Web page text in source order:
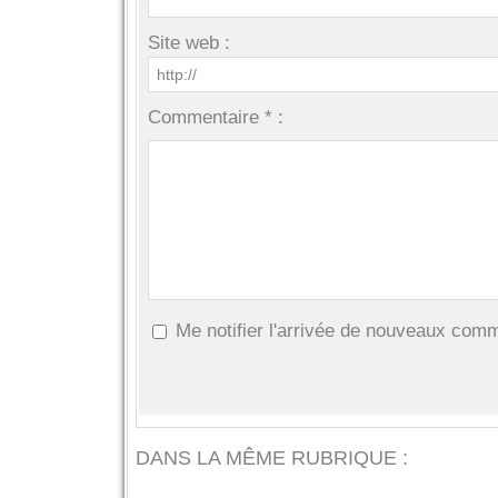
Site web :
Commentaire * :
Me notifier l'arrivée de nouveaux
DANS LA MÊME RUBRIQUE :